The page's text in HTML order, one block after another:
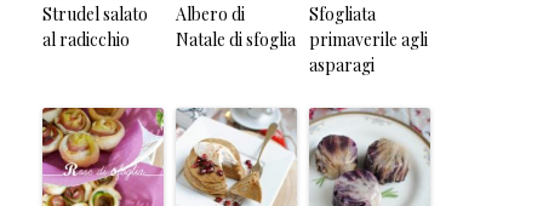
Strudel salato
al radicchio
Albero di
Natale di sfoglia
Sfogliata
primaverile agli
asparagi